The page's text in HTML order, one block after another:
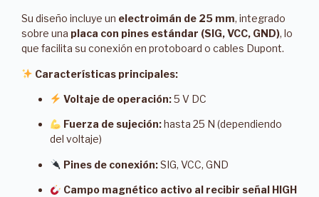
Su diseño incluye un electroimán de 25 mm, integrado
sobre una placa con pines estándar (SIG, VCC, GND), lo
que facilita su conexión en protoboard o cables Dupont.
Características principales:
Voltaje de operación:5 V DC
Fuerza de sujeción:hasta 25 N (dependiendo
del voltaje)
Pines de conexión:SIG, VCC, GND
Campo magnético activo al recibir señal HIGH